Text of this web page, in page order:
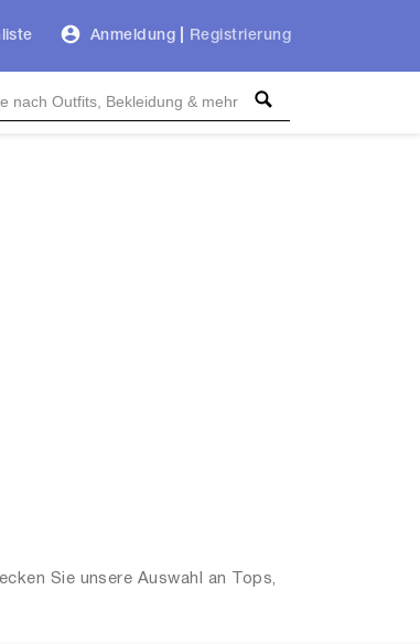
Anmeldung Registrierung
Sie unsere Auswahl an Tops,